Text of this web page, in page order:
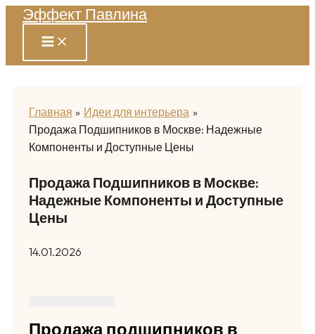
Перейти
содержимому
Эффект Павлина
Главная
Идеи для интерьера
Продажа Подшипников в Москве: Надежные
Компоненты и Доступные Цены
Продажа Подшипников в Москве:
Надежные Компоненты и Доступные
Цены
14.01.2026
Продажа подшипников в